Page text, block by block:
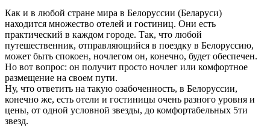
Как и в любой стране мира в Белоруссии (Беларуси)
находится множество отелей и гостиниц. Они есть
практический в каждом городе. Так, что любой
путешественник, отправляющийся в поездку в Белоруссию,
может быть спокоен, ночлегом он, конечно, будет обеспечен.
Но вот вопрос: он получит просто ночлег или комфортное
размещение на своем пути.
Ну, что ответить на такую озабоченность, в Белоруссии,
конечно же, есть отели и гостиницы очень разного уровня и
цены, от одной условной звезды, до комфортабельных 5ти
звезд.